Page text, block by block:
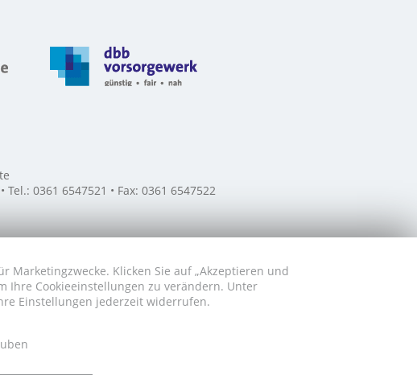
0361 6547521 • Fax: 0361 6547522
Marketingzwecke. Klicken Sie auf „Akzeptieren und
Ihre Cookieeinstellungen zu verändern. Unter
Einstellungen jederzeit widerrufen.